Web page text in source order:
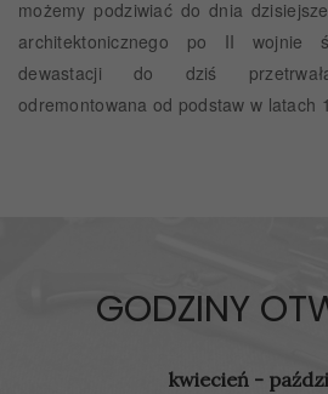
możemy podziwiać do dnia
architektonicznego po II wojnie
dewastacji do dziś
odremontowana od podstaw w latach
GODZINY
kwiecień -